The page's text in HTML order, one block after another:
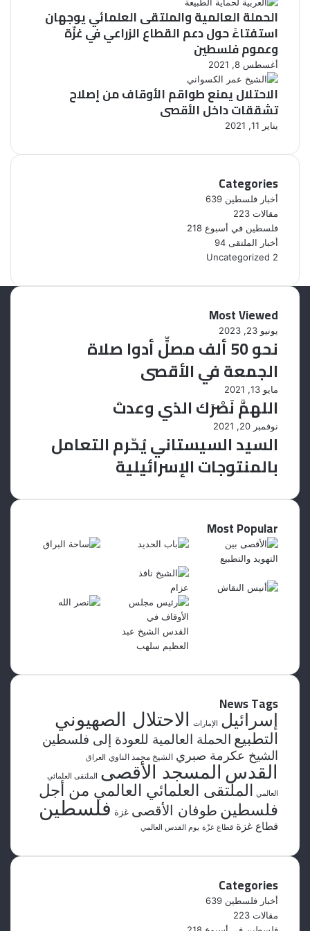
ف
ل
س
ط
ي
ن
“
ر
ح
ا
ب
ن
ن
ع
ن
ا
ل
أ
ق
ص
ا
ب
”
الحملة العالمية والملتقى العلمائي يوجهان
استفتاءً حول دعم القطاع الزراعي في غزّة
وعموم فلسطين
أغسطس 8, 2021
الاحتلال يمنع طواقم الأوقاف من إصلاح
تشققات داخل الأقصى
يناير 11, 2021
Categories
أخبار فلسطين 639
مقالات 223
فلسطين في أسبوع 218
أخبار الملتقى 94
Uncategorized 2
Most Viewed
يونيو 23, 2023
نحو 50 ألف مصلٍّ أدوا صلاة
الجمعة في الأقصى
مايو 13, 2021
اللهمَّ نَصْرَك الذي وعدتَ
نوفمبر 20, 2021
السيد السيستاني يُحّرم التعامل
بالمنتوجات الإسرائيلية
Most Popular
News Tags
إسرائيل الإمارات الاحتلال الصهيوني
التطبيع الحملة العالمية للعودة إلى فلسطين
الشيخ عكرمة صبري الشيخ محمد الناوي العراق
القدس المسجد الأقصى الملتقى العلمائي
العالمي الملتقى العلمائي العالمي من أجل
فلسطين طوفان الأقصى غزة فلسطين
قطاع غزة قطاع غزّة يوم القدس العالمي
Categories
أخبار فلسطين 639
مقالات 223